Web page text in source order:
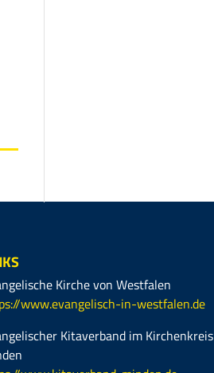
Kirche von Westfalen
www.evangelisch-in-westfalen.de
Kitaverband im Kirchenkreis